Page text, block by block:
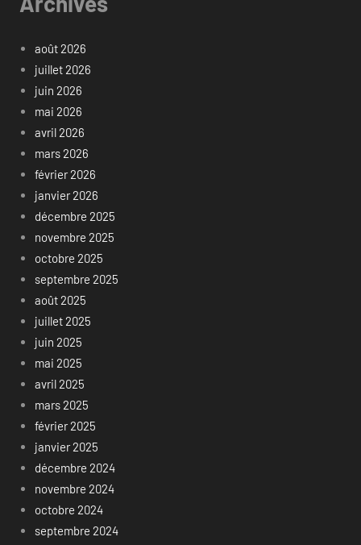
août 2026
juillet 2026
juin 2026
mai 2026
avril 2026
mars 2026
février 2026
janvier 2026
décembre 2025
novembre 2025
octobre 2025
septembre 2025
août 2025
juillet 2025
juin 2025
mai 2025
avril 2025
mars 2025
février 2025
janvier 2025
décembre 2024
novembre 2024
octobre 2024
septembre 2024